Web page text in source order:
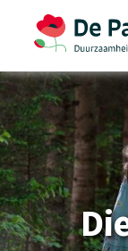
Skip
to
content